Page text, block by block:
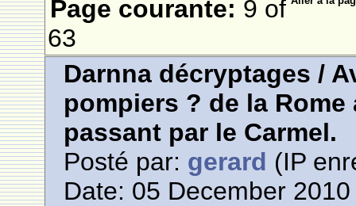
Page courante: 9 of
63
Darnna décryptages /
pompiers ? de la
passant par le Carmel.
Posté par: gerard (IP
Date: 05 December